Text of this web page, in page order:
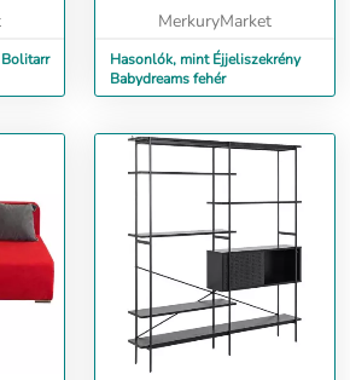
MerkuryMarket
Hasonlók, mint Éjjeliszekrény
Babydreams fehér